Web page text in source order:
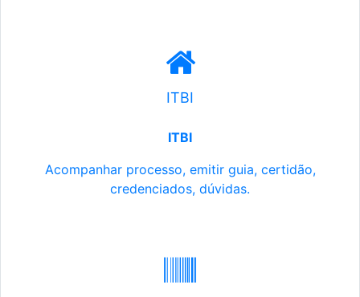
ITBI
ITBI
Acompanhar processo, emitir guia, certidão,
credenciados, dúvidas.